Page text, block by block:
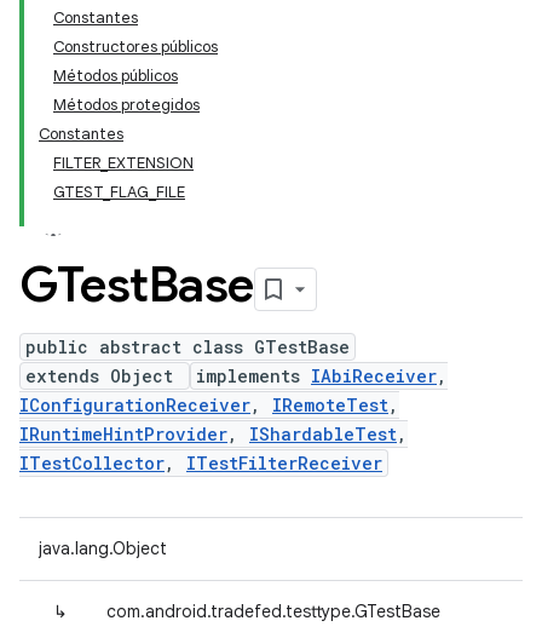
Constantes
Constructores públicos
Métodos públicos
Métodos protegidos
Constantes
FILTER_EXTENSION
GTEST_FLAG_FILE
GTestBase
public abstract class GTestBase
extends Object
implements IAbiReceiver,
IConfigurationReceiver, IRemoteTest,
IRuntimeHintProvider, IShardableTest,
ITestCollector, ITestFilterReceiver
java.lang.Object
↳ com.android.tradefed.testtype.GTestBase